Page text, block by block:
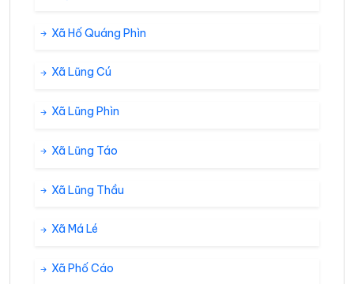
Xã Hố Quáng Phìn
Xã Lũng Cú
Xã Lũng Phìn
Xã Lũng Táo
Xã Lũng Thầu
Xã Má Lé
Xã Phố Cáo